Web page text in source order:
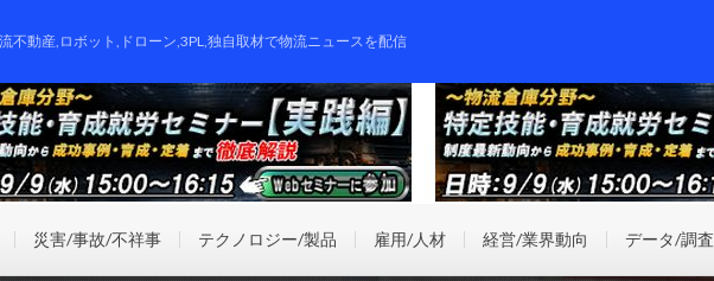
不動産,ロボット,ドローン,3PL,独自取材で物流ニュースを配信
災害/事故/不祥事 テクノロジー/製品 雇用/人材 経営/業界動向 データ/調査